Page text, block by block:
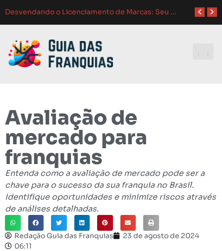
Como Adaptar Estratég Atendimento ao Cliente em Franquias: O Guia Completo para o SucessoMelhores Ferramentas de Gerenciamento para Franquias em 2024: Guia Completo
Como Franquias se Adaptam a Mudanças de Mercado: Guia Completo
Avaliação de
mercado para
franquias
Entenda como a avaliação de mercado pode ser a
chave para o sucesso da sua franquia no Brasil.
Identifique oportunidades e minimize riscos através
de análises detalhadas.
Redação Guia das Franquias
23 de agosto de 2024
06:11